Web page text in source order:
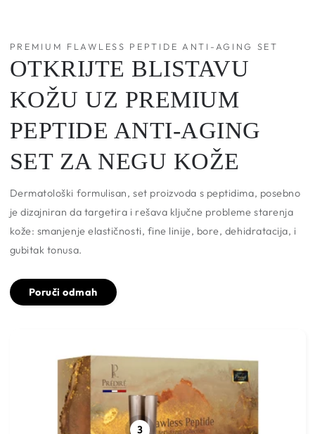
PREMIUM FLAWLESS PEPTIDE ANTI-AGING SET
OTKRIJTE BLISTAVU
KOŽU UZ PREMIUM
PEPTIDE ANTI-AGING
SET ZA NEGU KOŽE
Dermatološki formulisan, set proizvoda s peptidima, posebno
je dizajniran da targetira i rešava ključne probleme starenja
kože: smanjenje elastičnosti, fine linije, bore, dehidratacija, i
gubitak tonusa.
Poruči odmah
3